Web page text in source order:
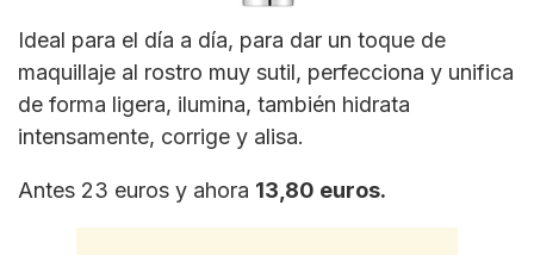
Ideal para el día a día, para dar un toque de
maquillaje al rostro muy sutil, perfecciona y unifica
de forma ligera, ilumina, también hidrata
intensamente, corrige y alisa.
Antes 23 euros y ahora 13,80 euros.